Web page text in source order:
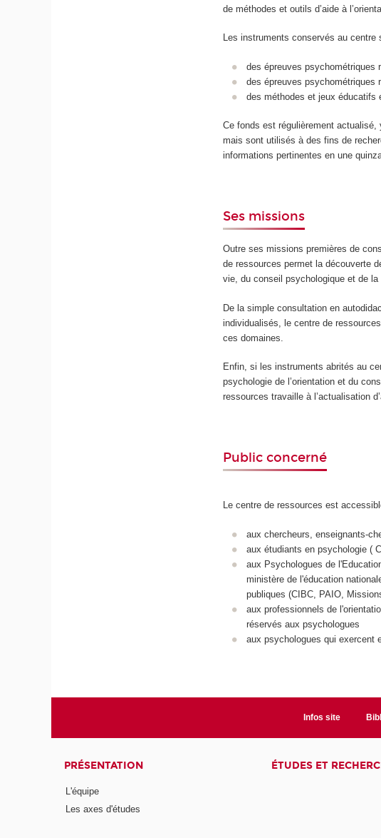
de méthodes et outils d’aide à
Les instruments conservés au
des épreuves psychométriques
des épreuves psychométriques
des méthodes et jeux éducatifs
Ce fonds est régulièrement
mais sont utilisés à des fins de
informations pertinentes en une
Ses missions
Outre ses missions premières de
de ressources permet la découverte
vie, du conseil psychologique et de
De la simple consultation en
individualisés, le centre de
ces domaines.
Enfin, si les instruments abrités au
psychologie de l’orientation et du
ressources travaille à l’actualisation
Public concerné
Le centre de ressources est
aux chercheurs, enseignants-
aux étudiants en psychologie (
aux Psychologues de
ministère de l'éducation
publiques (CIBC, PAIO,
aux professionnels de
réservés aux psychologues
aux psychologues qui exercent
Infos site
PRÉSENTATION
L'équipe
Les axes d'études
ÉTUDES ET